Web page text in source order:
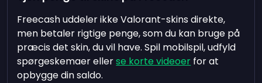
Freecash uddeler ikke Valorant-skins direkte,
men betaler rigtige penge, som du kan bruge på
præcis det skin, du vil have. Spil mobilspil, udfyld
spørgeskemaer ellerse korte videoer for at
opbygge din saldo.